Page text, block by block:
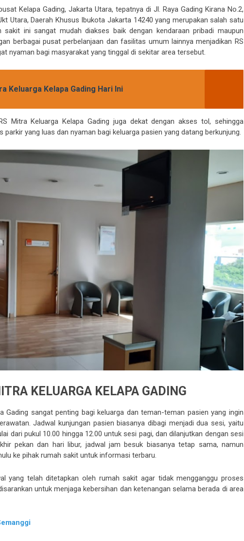
Kelapa Gading, Jakarta Utara, tepatnya di Jl. Raya Gading Kirana No.2,
Utara, Daerah Khusus Ibukota Jakarta 14240 yang merupakan salah satu
ini sangat mudah diakses baik dengan kendaraan pribadi maupun
berbagai pusat perbelanjaan dan fasilitas umum lainnya menjadikan RS
nyaman bagi masyarakat yang tinggal di sekitar area tersebut.
Keluarga Kelapa Gading Hari Ini
Mitra Keluarga Kelapa Gading juga dekat dengan akses tol, sehingga
yang luas dan nyaman bagi keluarga pasien yang datang berkunjung.
KELUARGA KELAPA GADING
Gading sangat penting bagi keluarga dan teman-teman pasien yang ingin
Jadwal kunjungan pasien biasanya dibagi menjadi dua sesi, yaitu
dari pukul 10.00 hingga 12.00 untuk sesi pagi, dan dilanjutkan dengan sesi
pekan dan hari libur, jadwal jam besuk biasanya tetap sama, namun
ke pihak rumah sakit untuk informasi terbaru.
yang telah ditetapkan oleh rumah sakit agar tidak mengganggu proses
untuk menjaga kebersihan dan ketenangan selama berada di area